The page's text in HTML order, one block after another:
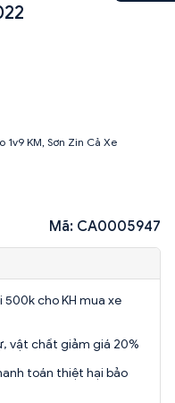
1v9 KM, Sơn Zin Cả Xe
Mã: CA0005947
500k cho KH mua xe
vật chất giảm giá 20%
toán thiệt hại bảo